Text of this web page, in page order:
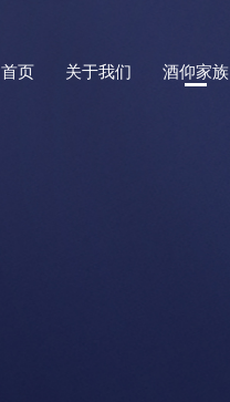
首页 关于我们 酒仰家族